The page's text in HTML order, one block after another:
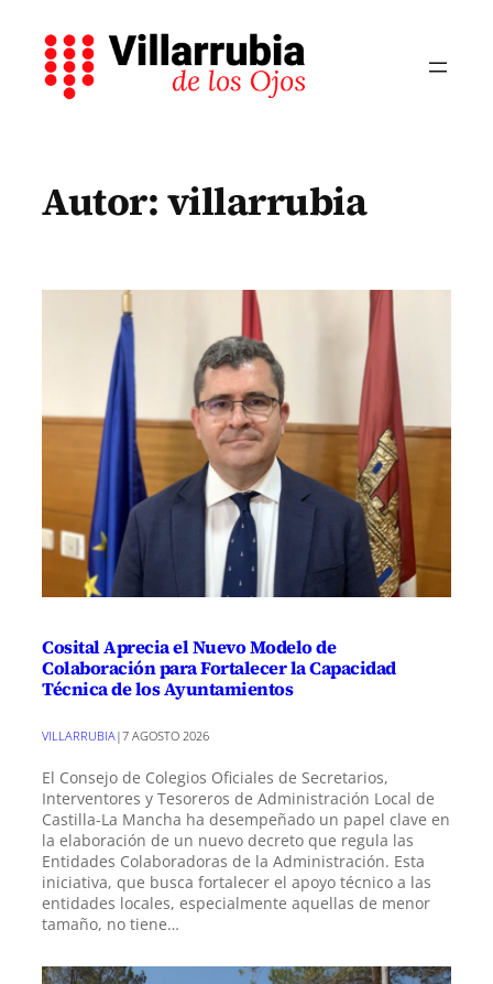
contenido
Autor:villarrubia
Cosital Aprecia el Nuevo Modelo de
Colaboración para Fortalecer la Capacidad
Técnica de los Ayuntamientos
VILLARRUBIA|7 AGOSTO 2026
El Consejo de Colegios Oficiales de Secretarios,
Interventores y Tesoreros de Administración Local de
Castilla-La Mancha ha desempeñado un papel clave en
la elaboración de un nuevo decreto que regula las
Entidades Colaboradoras de la Administración. Esta
iniciativa, que busca fortalecer el apoyo técnico a las
entidades locales, especialmente aquellas de menor
tamaño, no tiene…